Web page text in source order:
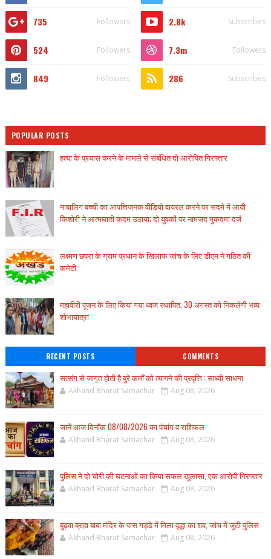
735 Followers 2.8k Subscribes
524 Followers 7.3m Followers
849 Followers 286 Subscribes
POPULAR POSTS
हत्या के प्रयास करने के मामले से संबंधित दो आरोपित गिरफ्तार
नाबालिग बच्ची का आपत्तिजनक वीडियो वायरल करने पर सदमे में आयी
किशोरी ने आत्मघाती कदम उठाया; दो युवकों पर नामजद मुकदमा दर्ज
लक्ष्मण छपरा के ग्राम प्रधान के खिलाफ जांच के लिए डीएम ने गठित की
कमेटी
महावीरी पूजन के लिए किया गया ध्वज स्थापित, 30 अगस्त को निकलेगी भव्य
शोभायात्रा
RECENT POSTS COMMENTS
सत्संग से जागृत होती है बुरे कर्मों को त्यागने की प्रवृत्ति : साध्वी साधना
Akhand Bharat Samachar Aug 08, 2026
जानें आज दिनाँक 08/08/2026 का पंचांग व राशिफल
Akhand Bharat Samachar Aug 08, 2026
पुलिस ने दो चोरी की घटनाओं का किया सफल खुलासा, एक आरोपी गिरफ्तार
Akhand Bharat Samachar Aug 08, 2026
बुढ़वा ब्रह्म बाबा मंदिर के पास गड्ढे में मिला वृद्धा का शव, जांच में जुटी पुलिस
Akhand Bharat Samachar Aug 08, 2026